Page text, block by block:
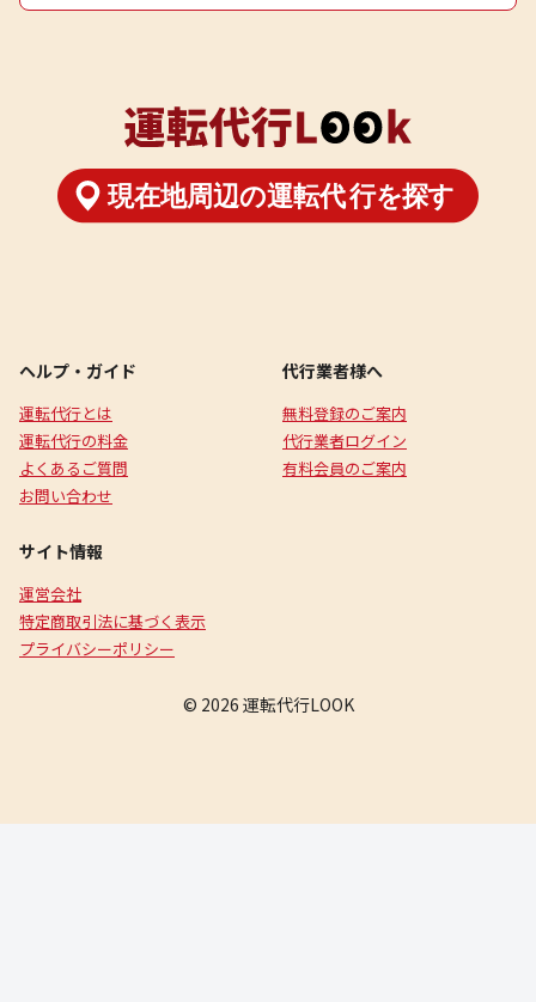
ヘルプ・ガイド
運転代行とは
運転代行の料金
よくあるご質問
お問い合わせ
代行業者様へ
無料登録のご案内
代行業者ログイン
有料会員のご案内
サイト情報
運営会社
特定商取引法に基づく表示
プライバシーポリシー
© 2026 運転代行LOOK